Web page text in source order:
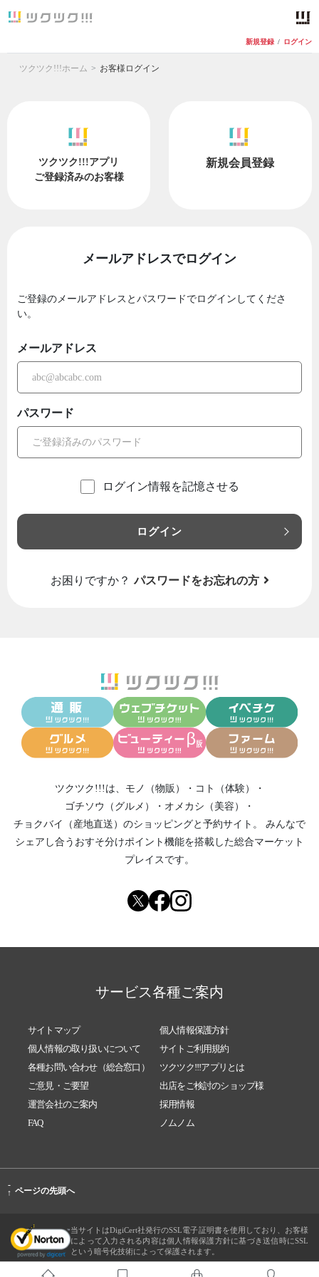
新規登録 / ログイン
ツクツク!!!ホーム お客様ログイン
ツクツク!!!アプリ
ご登録済みのお客様
新規会員登録
メールアドレスでログイン
ご登録のメールアドレスとパスワードでログインしてくださ
い。
メールアドレス
パスワード
ログイン情報を記憶させる
ログイン
お困りですか？ パスワードをお忘れの方
ツクツク!!!は、 モノ（物販） ・ コト（体験）
・
ゴチソウ（グルメ）
・ オメカシ（美容）
・
チョクバイ（産地直送） のショッピングと予約サイト。
みんなで
シェアし合う おすそ分けポイント機能を搭載した総合マーケット
プレイスです。
サービス各種ご案内
サイトマップ
個人情報保護方針
個人情報の取り扱いについて
サイトご利用規約
各種お問い合わせ（総合窓口）
ツクツク!!!アプリとは
ご意見・ご要望
出店をご検討のショップ様
運営会社のご案内
採用情報
FAQ
ノムノム
-
↑ ページの先頭へ
当サイトはDigiCert社発行のSSL電子証明書を使用しており、お客様
によって入力される内容は個人情報保護方針に基づき送信時にSSL
という暗号化技術によって保護されます。